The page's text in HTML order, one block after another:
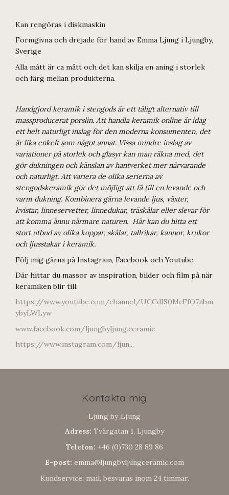
Kan rengöras i diskmaskin
Formgivna och drejade för hand av Emma Ljung i Ljungby,
Sverige
Alla mått är ca mått och det kan skilja en aning i storlek
och färg mellan produkterna.
Handgjord keramik i stengods är ett tåligt alternativ till
massproducerat porslin. Att handla keramik online är idag
ett helt naturligt inslag för den moderna konsumenten, det
är lika enkelt som något annat. Vissa mindre inslag av
variationer på storlek och glasyr kan man räkna med, det
gör dukningen och känslan av hantverket mer närvarande
och naturligt. Att variera de olika serierna av
stengodskeramik gör det möjligt att få till en levande och
varm dukning. Kombinera gärna levande ljus, växter,
kvistar, linneservetter, linnedukar, träskålar eller slevar för
att komma ännu närmare naturen. Här kan du hitta ett
stort utbud av olika koppar, skålar, tallrikar, kannor, krukor
och ljusstakar i keramik.
Följ mig gärna på Instagram, Facebook och Youtube.
Där hittar du massor av inspiration, bilder och film på när
keramiken blir till.
https://www.youtube.com/channel/UCCdIS0McFfO7nbm
ybyLWLyw
www.facebook.com/ljungbyljung.ceramic
https://www.instagram.com/ljun...
Kontakta mig
Ljung by Ljung
Adress: Tvärgatan 1, Ljungby
Telefon: +46 (0)730 28 89 86
E-post: emma@ljungbyljungceramic.com
Kundservice: mail, besvaras inom 24 timmar.